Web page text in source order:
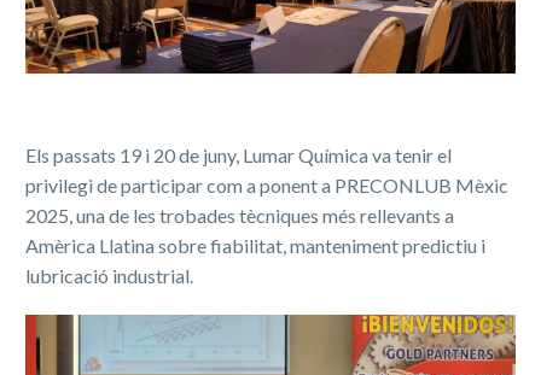
Els passats 19 i 20 de juny, Lumar Química va tenir el
privilegi de participar com a ponent a PRECONLUB Mèxic
2025, una de les trobades tècniques més rellevants a
Amèrica Llatina sobre fiabilitat, manteniment predictiu i
lubricació industrial.